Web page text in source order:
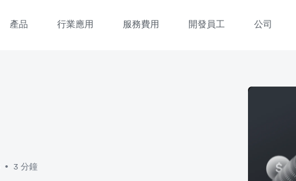
產品 行業應用 服務費用 開發員工 公司
• 3 分鐘